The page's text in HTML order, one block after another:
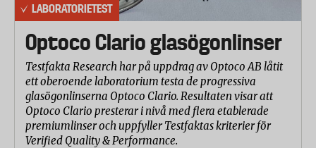
LABORATORIETEST
Optoco Clario glasögonlinser
Testfakta Research har på uppdrag av Optoco AB låtit
ett oberoende laboratorium testa de progressiva
glasögonlinserna Optoco Clario. Resultaten visar att
Optoco Clario presterar i nivå med flera etablerade
premiumlinser och uppfyller Testfaktas kriterier för
Verified Quality & Performance.